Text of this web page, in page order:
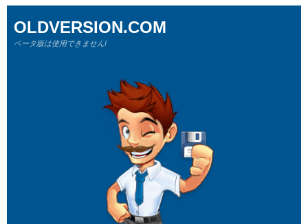
OLDVERSION.COM
ベータ版は使用できません!